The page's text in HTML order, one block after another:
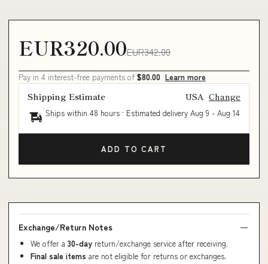
EUR320.00EUR342.00
Pay in 4 interest-free payments of $80.00 Learn more
Shipping Estimate USA Change
Ships within 48 hours · Estimated delivery Aug 9 - Aug 14
ADD TO CART
Exchange/Return Notes
We offer a 30-day return/exchange service after receiving.
Final sale items are not eligible for returns or exchanges.